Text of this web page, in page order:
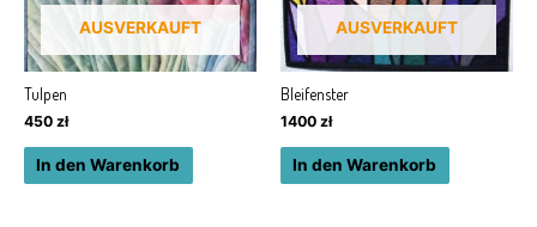
AUSVERKAUFT
Tulpen
450 zł
In den Warenkorb
AUSVERKAUFT
Bleifenster
1400 zł
In den Warenkorb